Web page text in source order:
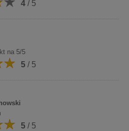
4 / 5
na 5/5
5 / 5
5 / 5